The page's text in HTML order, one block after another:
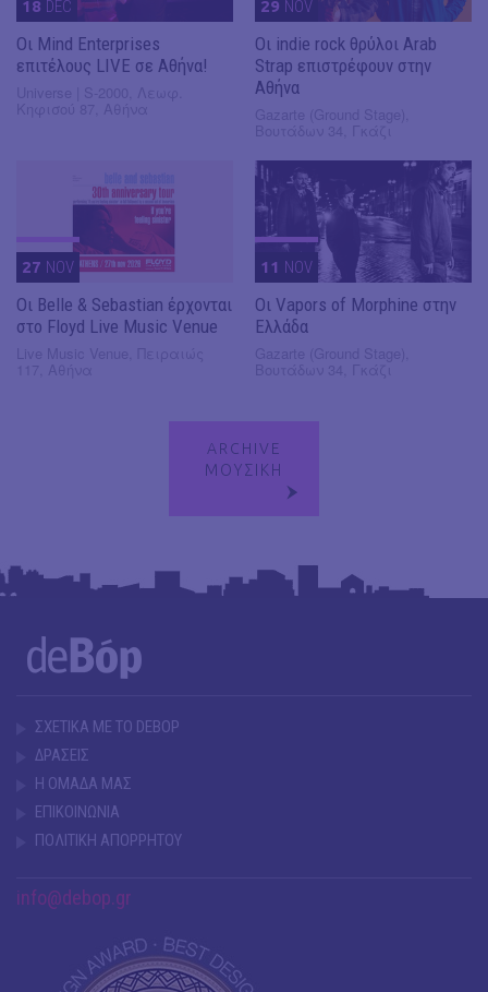
18 DEC
Οι Mind Enterprises
επιτέλους LIVE σε Αθήνα!
29 NOV
Οι indie rock θρύλοι Arab
Strap επιστρέφουν στην
Αθήνα
27 NOV
Οι Belle & Sebastian έρχονται
στο Floyd Live Music Venue
11 NOV
Οι Vapors of Morphine στην
Ελλάδα
ARCHIVE
ΜΟΥΣΙΚΗ
ΣΧΕΤΙΚΑ ΜΕ ΤΟ DEBOP
ΔΡΑΣΕΙΣ
Η ΟΜΑΔΑ ΜΑΣ
ΕΠΙΚΟΙΝΩΝΙΑ
ΠΟΛΙΤΙΚΗ ΑΠΟΡΡΗΤΟΥ
info@debop.gr